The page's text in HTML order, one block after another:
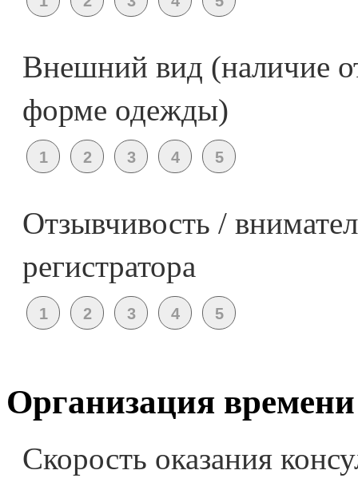
Внешний вид (наличие
форме одежды)
Отзывчивость /
регистратора
Организация времени
Скорость оказания